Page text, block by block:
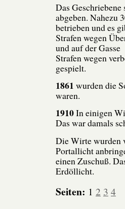
Das
abgeben. Nahezu
betrieben und es
Strafen wegen
und auf der Gasse
Strafen wegen
gespielt.
1861 wurden die
waren.
1910In einigen
Das war damals
Die Wirte wurden
Portallicht
einen Zuschuß.
Erdöllicht.
Seiten: 1 2 3 4